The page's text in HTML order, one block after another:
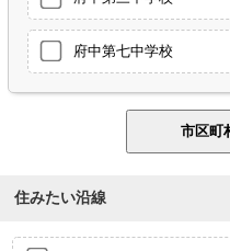
府中第七中学校
住みたい沿線